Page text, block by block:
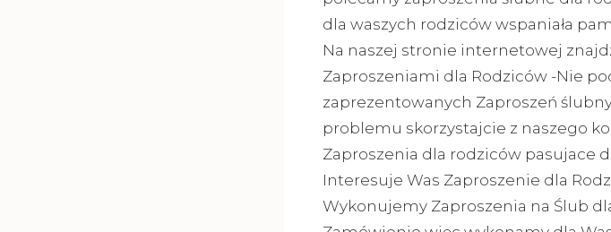
dla waszych rodziców wspaniała
Na naszej stronie internetowej
Zaproszeniami dla Rodziców -Nie
zaprezentowanych Zaproszeń
problemu skorzystajcie z naszego
Zaproszenia dla rodziców pasujace
Interesuje Was Zaproszenie dla
Wykonujemy Zaproszenia na Ślub